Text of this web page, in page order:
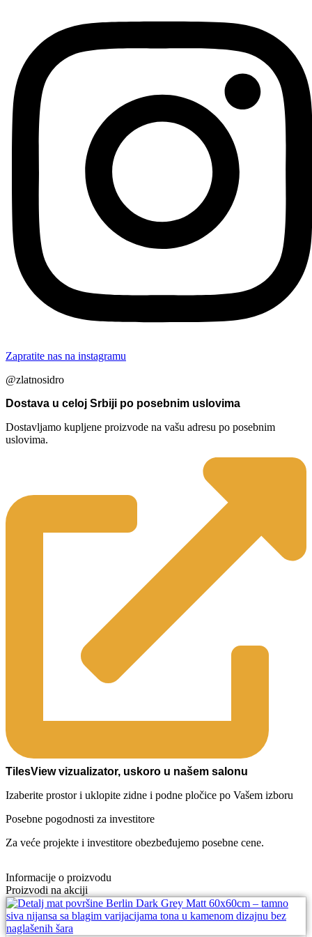
Zapratite nas na instagramu
@zlatnosidro
Dostava u celoj Srbiji po posebnim uslovima
Dostavljamo kupljene proizvode na vašu adresu po posebnim
uslovima.
TilesView vizualizator, uskoro u našem salonu
Izaberite prostor i uklopite zidne i podne pločice po Vašem izboru
Posebne pogodnosti za investitore
Za veće projekte i investitore obezbeđujemo posebne cene.
Informacije o proizvodu
Proizvodi na akciji